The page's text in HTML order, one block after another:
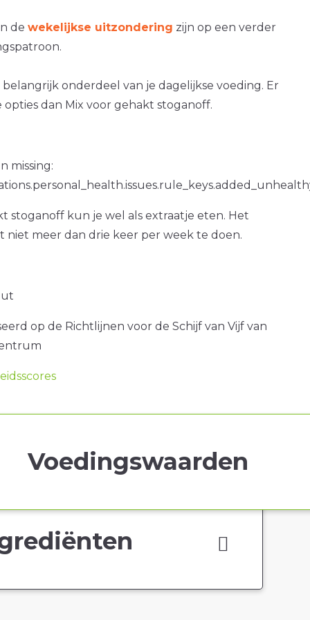
de wekelijkse uitzondering zijn op een verder
belangrijk onderdeel van je dagelijkse voeding. Er
dan Mix voor gehakt stoganoff.
missing:
stoganoff kun je wel als extraatje eten. Het
niet meer dan drie keer per week te doen.
op de Richtlijnen voor de Schijf van Vijf van
Voedingswaarden